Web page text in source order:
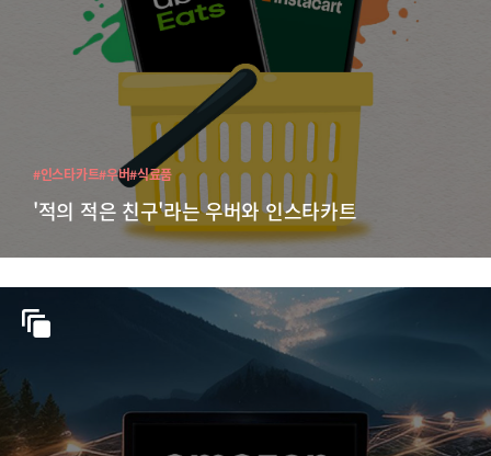
'적의 적은 친구'라는 우버와 인스타카트
#인스타카트#우버#식료품